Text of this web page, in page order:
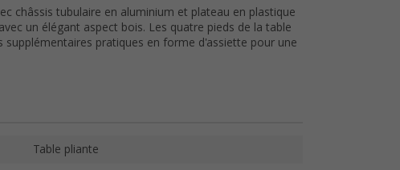
châssis tubulaire en aluminium et plateau en plastique
un élégant aspect bois. Les quatre pieds de la table
supplémentaires pratiques en forme d'assiette pour une
Table pliante